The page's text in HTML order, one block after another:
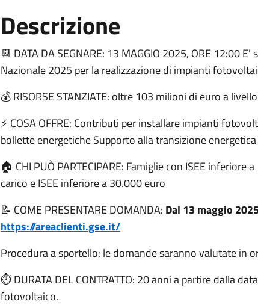
Descrizione
📆 DATA DA SEGNARE: 13 MAGGIO 2025, ORE 12:00
Nazionale 2025 per la realizzazione di impianti
💰 RISORSE STANZIATE: oltre 103 milioni di euro a
⚡ COSA OFFRE: Contributi per installare impianti
bollette energetiche Supporto alla transizione
🏠 CHI PUÒ PARTECIPARE: Famiglie con ISEE
carico e ISEE inferiore a 30.000 euro
📝 COME PRESENTARE DOMANDA: Dal 13 maggio
https://areaclienti.gse.it/
Procedura a sportello: le domande saranno valutate
⏱️ DURATA DEL CONTRATTO: 20 anni a partire dalla
fotovoltaico.